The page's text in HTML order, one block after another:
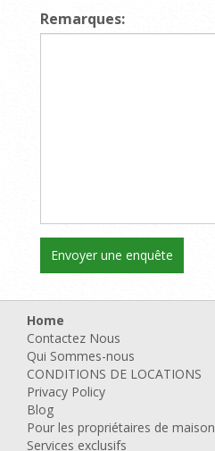
Remarques:
Home
Contactez Nous
Qui Sommes-nous
CONDITIONS DE LOCATIONS
Privacy Policy
Blog
Pour les propriétaires de maison
Services exclusifs